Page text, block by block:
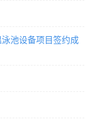
池设备项目签约成